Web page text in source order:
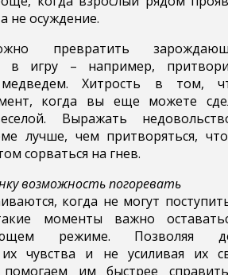
не осуждение.
превратить
в игру – например,
Хитрость в том,
когда вы еще можете
Выражать
лучше, чем притворяться,
сорваться на гнев.
возможность погоревать
когда не могут
моменты важно
режиме. Позволяя
чувства и не усиливая их
им быстрее